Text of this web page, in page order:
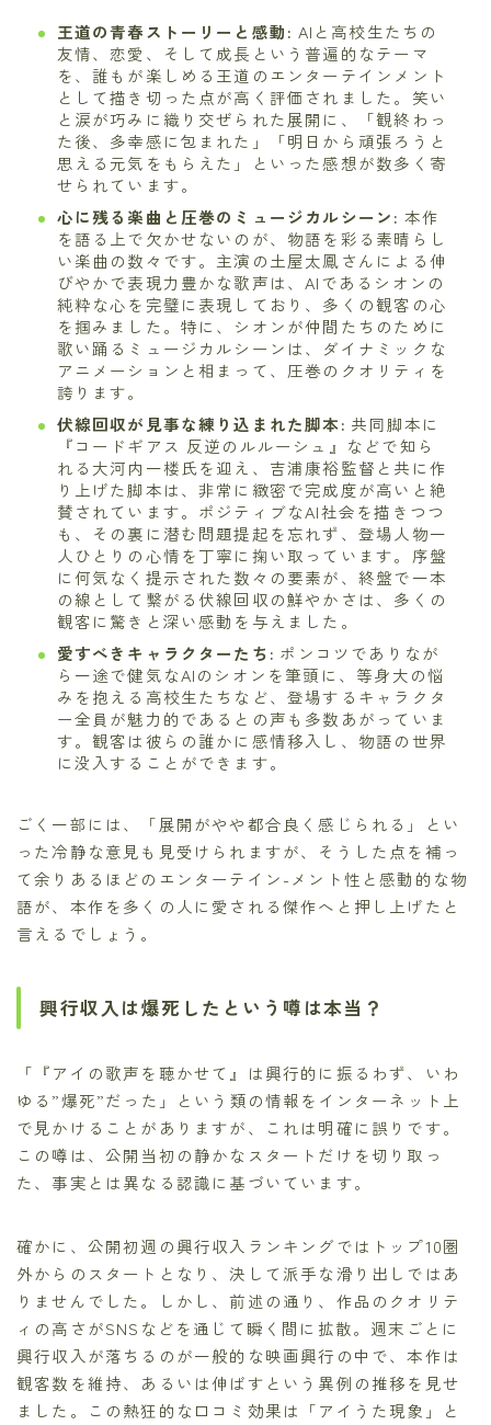
王道の青春ストーリーと感動: AIと高校生たちの
友情、恋愛、そして成長という普遍的なテーマ
を、誰もが楽しめる王道のエンターテインメント
として描き切った点が高く評価されました。笑い
と涙が巧みに織り交ぜられた展開に、「観終わっ
た後、多幸感に包まれた」「明日から頑張ろうと
思える元気をもらえた」といった感想が数多く寄
せられています。
心に残る楽曲と圧巻のミュージカルシーン: 本作
を語る上で欠かせないのが、物語を彩る素晴らし
い楽曲の数々です。主演の土屋太鳳さんによる伸
びやかで表現力豊かな歌声は、AIであるシオンの
純粋な心を完璧に表現しており、多くの観客の心
を掴みました。特に、シオンが仲間たちのために
歌い踊るミュージカルシーンは、ダイナミックな
アニメーションと相まって、圧巻のクオリティを
誇ります。
伏線回収が見事な練り込まれた脚本: 共同脚本に
『コードギアス 反逆のルルーシュ』などで知ら
れる大河内一楼氏を迎え、吉浦康裕監督と共に作
り上げた脚本は、非常に緻密で完成度が高いと絶
賛されています。ポジティブなAI社会を描きつつ
も、その裏に潜む問題提起を忘れず、登場人物一
人ひとりの心情を丁寧に掬い取っています。序盤
に何気なく提示された数々の要素が、終盤で一本
の線として繋がる伏線回収の鮮やかさは、多くの
観客に驚きと深い感動を与えました。
愛すべきキャラクターたち: ポンコツでありなが
ら一途で健気なAIのシオンを筆頭に、等身大の悩
みを抱える高校生たちなど、登場するキャラクタ
ー全員が魅力的であるとの声も多数あがっていま
す。観客は彼らの誰かに感情移入し、物語の世界
に没入することができます。
ごく一部には、「展開がやや都合良く感じられる」とい
った冷静な意見も見受けられますが、そうした点を補っ
て余りあるほどのエンターテイン-メント性と感動的な物
語が、本作を多くの人に愛される傑作へと押し上げたと
言えるでしょう。
興行収入は爆死したという噂は本当？
「『アイの歌声を聴かせて』は興行的に振るわず、いわ
ゆる”爆死”だった」という類の情報をインターネット上
で見かけることがありますが、これは明確に誤りです。
この噂は、公開当初の静かなスタートだけを切り取っ
た、事実とは異なる認識に基づいています。
確かに、公開初週の興行収入ランキングではトップ10圏
外からのスタートとなり、決して派手な滑り出しではあ
りませんでした。しかし、前述の通り、作品のクオリテ
ィの高さがSNSなどを通じて瞬く間に拡散。週末ごとに
興行収入が落ちるのが一般的な映画興行の中で、本作は
観客数を維持、あるいは伸ばすという異例の推移を見せ
ました。この熱狂的な口コミ効果は「アイうた現象」と